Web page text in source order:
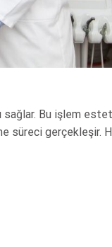
sağlar. Bu işlem
süreci gerçekleşir.